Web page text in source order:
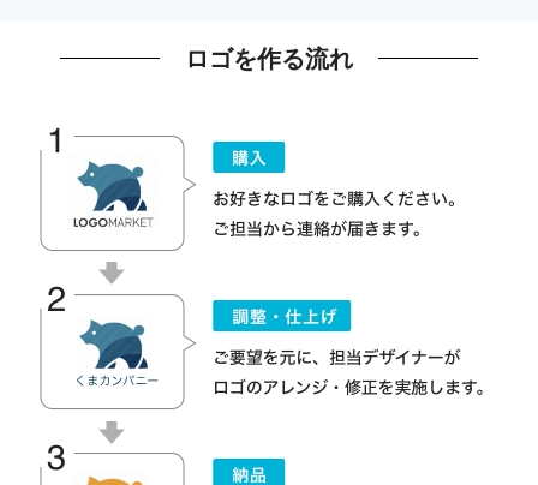
ロゴを作る流れ